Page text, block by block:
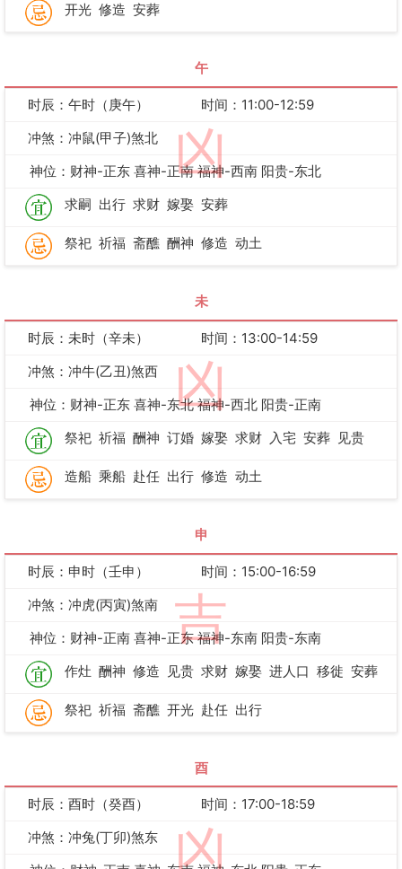
开光 修造 安葬
午
凶
时辰：午时（庚午）
时间：11:00-12:59
冲煞：冲鼠(甲子)煞北
神位：财神-正东 喜神-正南 福神-西南 阳贵-东北
求嗣 出行 求财 嫁娶 安葬
祭祀 祈福 斋醮 酬神 修造 动土
未
凶
时辰：未时（辛未）
时间：13:00-14:59
冲煞：冲牛(乙丑)煞西
神位：财神-正东 喜神-东北 福神-西北 阳贵-正南
祭祀 祈福 酬神 订婚 嫁娶 求财 入宅 安葬 见贵
造船 乘船 赴任 出行 修造 动土
申
吉
时辰：申时（壬申）
时间：15:00-16:59
冲煞：冲虎(丙寅)煞南
神位：财神-正南 喜神-正东 福神-东南 阳贵-东南
作灶 酬神 修造 见贵 求财 嫁娶 进人口 移徙 安葬
祭祀 祈福 斋醮 开光 赴任 出行
酉
凶
时辰：酉时（癸酉）
时间：17:00-18:59
冲煞：冲兔(丁卯)煞东